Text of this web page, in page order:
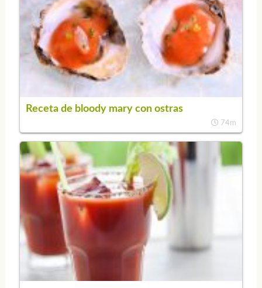
Receta de bloody mary con ostras
74m